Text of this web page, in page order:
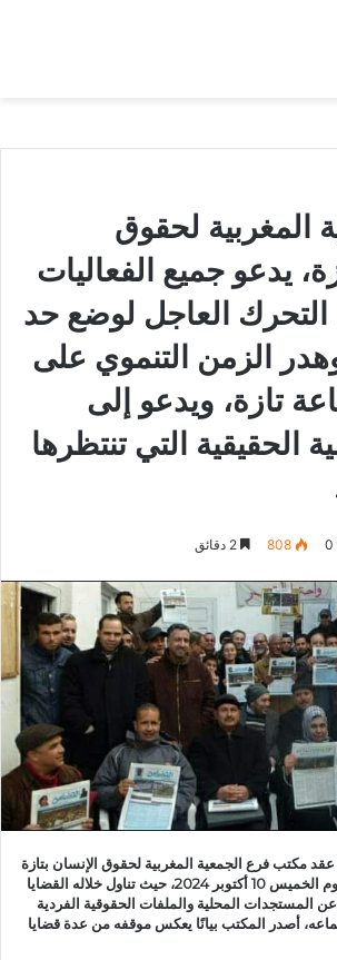
المغربية لحقوق
يدعو جميع الفعاليات
التحرك العاجل لوضع حد
وهدر الزمن التنموي على
تازة، ويدعو إلى
الحقيقية التي تنتظرها
0
808
في 12 أكتوبر 2024، عقد مكتب فرع الجمعية المغربية لحقوق الإنسان بتازة
اجتماعه الدوري العادي يوم الخميس 10 أكتوبر 2024، حيث تناول خلاله القضايا
عن المستجدات المحلية والملفات الحقوقية الفردية
أصدر المكتب بيانًا يعكس موقفه من عدة قضايا